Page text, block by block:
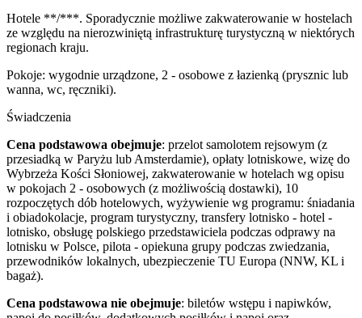
Hotele **/***. Sporadycznie możliwe zakwaterowanie w hostelach
ze względu na nierozwiniętą infrastrukturę turystyczną w niektórych
regionach kraju.
Pokoje: wygodnie urządzone, 2 - osobowe z łazienką (prysznic lub
wanna, wc, ręczniki).
Świadczenia
Cena podstawowa obejmuje: przelot samolotem rejsowym (z
przesiadką w Paryżu lub Amsterdamie), opłaty lotniskowe, wizę do
Wybrzeża Kości Słoniowej, zakwaterowanie w hotelach wg opisu
w pokojach 2 - osobowych (z możliwością dostawki), 10
rozpoczętych dób hotelowych, wyżywienie wg programu: śniadania
i obiadokolacje, program turystyczny, transfery lotnisko - hotel -
lotnisko, obsługę polskiego przedstawiciela podczas odprawy na
lotnisku w Polsce, pilota - opiekuna grupy podczas zwiedzania,
przewodników lokalnych, ubezpieczenie TU Europa (NNW, KL i
bagaż).
Cena podstawowa nie obejmuje: biletów wstępu i napiwków,